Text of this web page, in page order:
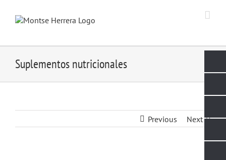
content
Suplementos nutricionales
Previous Next